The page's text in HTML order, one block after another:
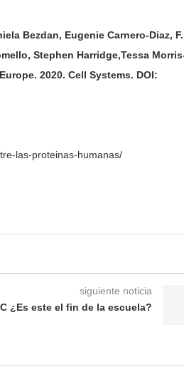
Bezdan, Eugenie Carnero-Diaz, F.
Stephen Harridge,Tessa
2020. Cell Systems. DOI:
las-proteinas-humanas/
siguiente noticia
¿Es este el fin de la escuela?